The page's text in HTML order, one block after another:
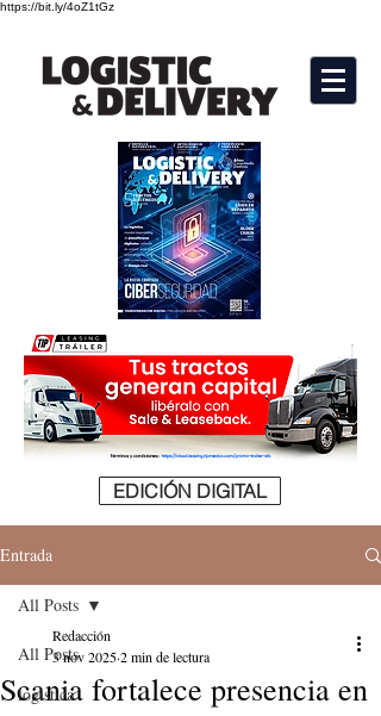
https://bit.ly/4oZ1tGz
EDICIÓN DIGITAL
Entrada
All Posts
logistica
All Posts
Scania fortalece presencia en
Redacción
3 nov 20252 min de lectura